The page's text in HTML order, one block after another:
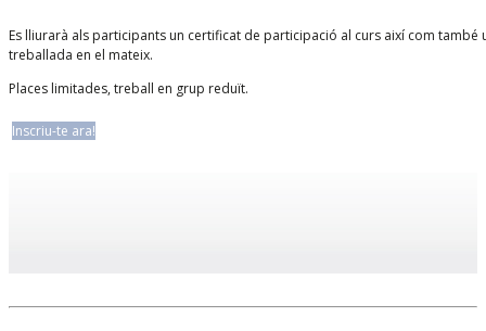
Es lliurarà als participants un certificat de participació al curs així com
treballada en el mateix.
Places limitades, treball en grup reduït.
Inscriu-te ara!